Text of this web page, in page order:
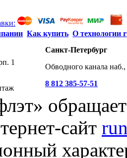
Как купить О технологии
1
Санкт-Петербург
Обводного канала
8 812 385-57-51
сайт